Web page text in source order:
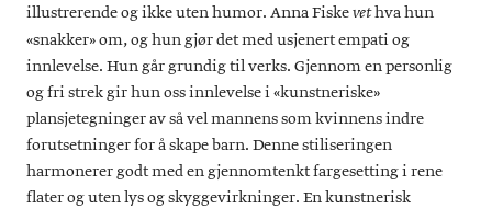
illustrerende og ikke uten humor. Anna Fiskevethva hun
«snakker» om, og hun gjør det med usjenert empati og
innlevelse. Hun går grundig til verks. Gjennom en personlig
og fri strek gir hun oss innlevelse i «kunstneriske»
plansjetegninger av så vel mannens som kvinnens indre
forutsetninger for å skape barn. Denne stiliseringen
harmonerer godt med en gjennomtenkt fargesetting i rene
flater og uten lys og skyggevirkninger. En kunstnerisk